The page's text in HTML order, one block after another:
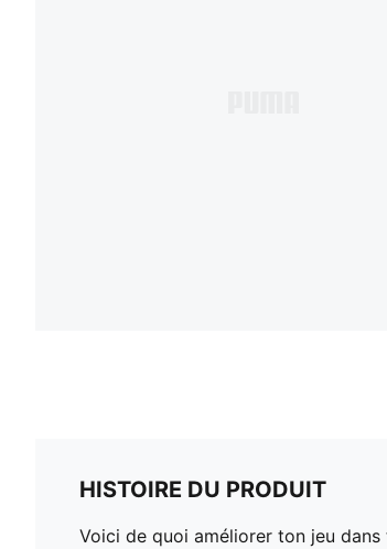
HISTOIRE DU PRODUIT
Voici de quoi améliorer ton jeu